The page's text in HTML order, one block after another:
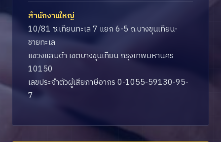
สำนักงานใหญ่
10/81 ซ.เทียนทะเล 7 แยก 6-5 ถ.บางขุนเทียน-
ชายทะเล
แขวงแสมดำ เขตบางขุนเทียน กรุงเทพมหานคร
10150
เลขประจำตัวผู้เสียภาษีอากร 0-1055-59130-95-
7